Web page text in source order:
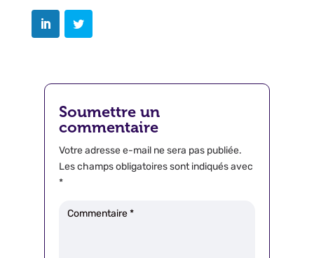
Soumettre un
commentaire
Votre adresse e-mail ne sera pas publiée.
Les champs obligatoires sont indiqués avec
*